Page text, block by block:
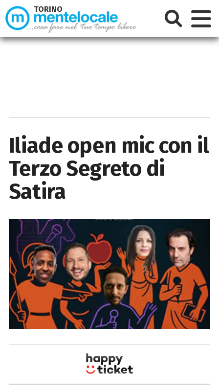
Iliade open mic con il
Terzo Segreto di
Satira
TORINO